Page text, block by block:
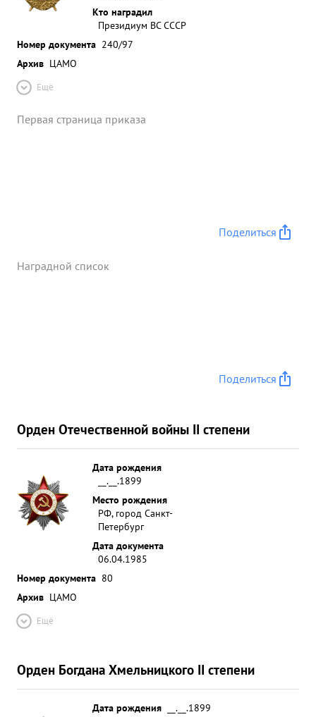
Кто наградил
Президиум ВС СССР
Номер документа 240/97
Архив ЦАМО
Ещё
Первая страница приказа
Поделиться
Наградной список
Поделиться
Орден Отечественной войны II степени
Дата рождения
__.__.1899
Место рождения
РФ, город Санкт-
Петербург
Дата документа
06.04.1985
Номер документа 80
Архив ЦАМО
Ещё
Орден Богдана Хмельницкого II степени
Дата рождения __.__.1899